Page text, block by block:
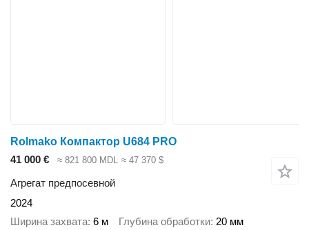
Rolmako Компактор U684 PRO
41 000 €
≈ 821 800 MDL ≈ 47 370 $
Агрегат предпосевной
2024
Ширина захвата 6 м Глубина обработки 20 мм